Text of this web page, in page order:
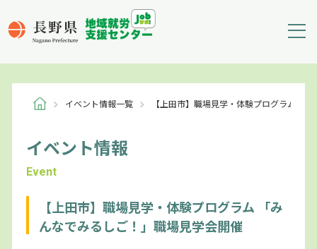
イベント情報一覧 【上田市】職場見学・体験プログラム 「
イベント情報
Event
【上田市】職場見学・体験プログラム 「み
んなでみるしご！」職場見学会開催